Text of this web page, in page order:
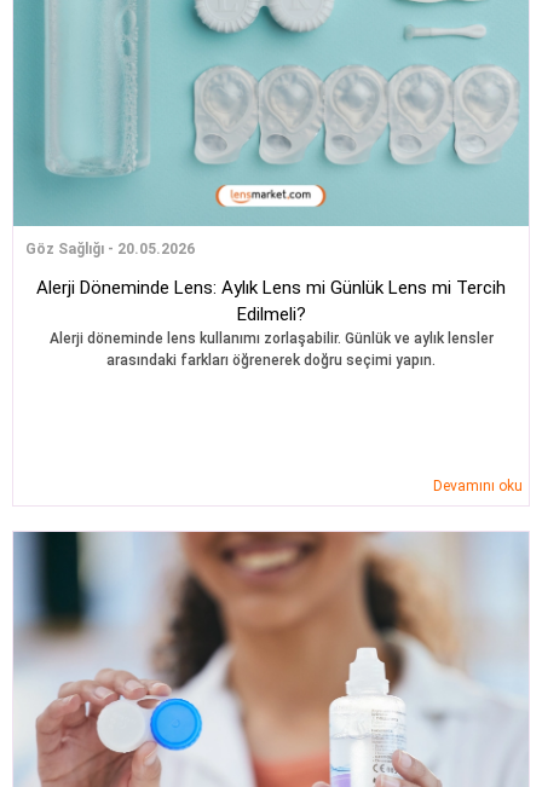
Göz Sağlığı - 20.05.2026
Alerji Döneminde Lens: Aylık Lens mi Günlük Lens mi Tercih
Edilmeli?
Alerji döneminde lens kullanımı zorlaşabilir. Günlük ve aylık lensler
arasındaki farkları öğrenerek doğru seçimi yapın.
Devamını oku